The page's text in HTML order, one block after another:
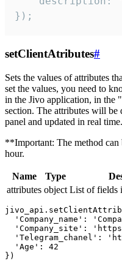
});
setClientAtributes#
Sets the values ​​of attributes
set the values, you need to
in the Jivo application, in the
section. The attributes will
panel and updated in real time.
**Important: The method can
hour.
Name Type
attributes object List of fields
'Company_name':
'Company_site':
'Telegram_chanel':
  'Age': 42